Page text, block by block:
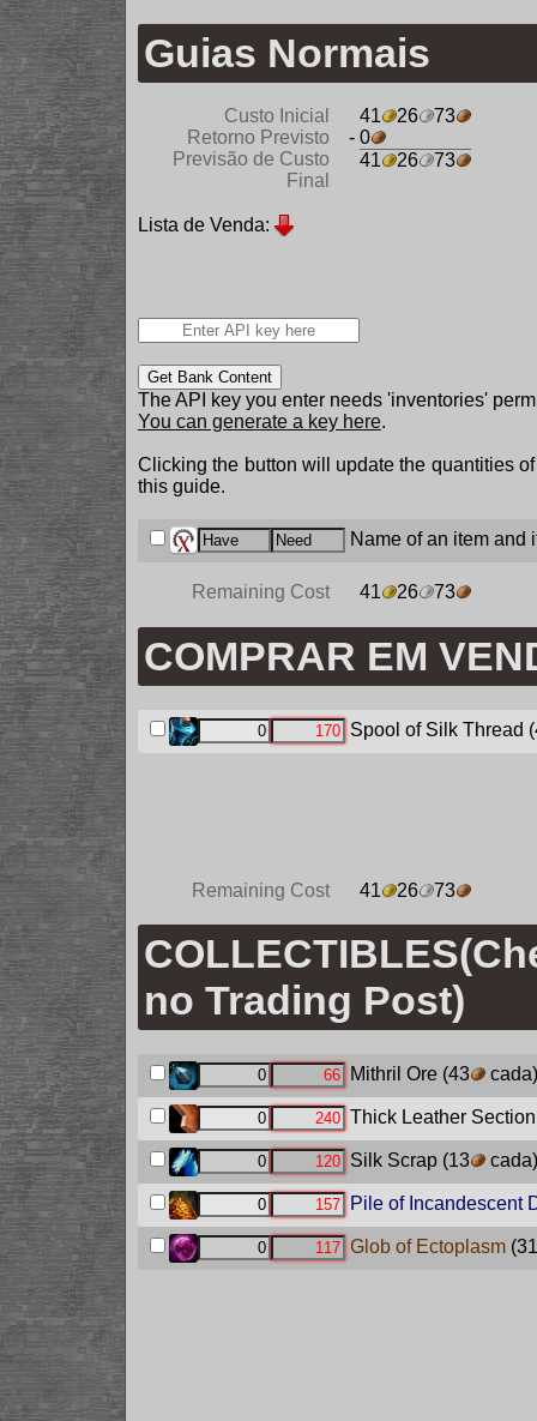
Guias Normais
Custo Inicial 41 26
73
Retorno Previsto
- 0
Previsão de Custo
Final
41 26 73
Lista de Venda:
Get Bank Content
The API key you enter needs 'inventories'
You can generate a key here.
Clicking the button will update the quantities
this guide.
Name of an item and
Remaining Cost 41 26 73
COMPRAR EM
Spool of Silk Thread
Remaining Cost 41 26 73
no Trading Post)
Mithril Ore(43 cada)
Thick Leather Section
Silk Scrap(13 cada)
Pile of Incandescent
Glob of Ectoplasm(31